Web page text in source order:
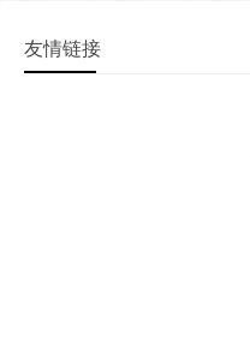
友情链接